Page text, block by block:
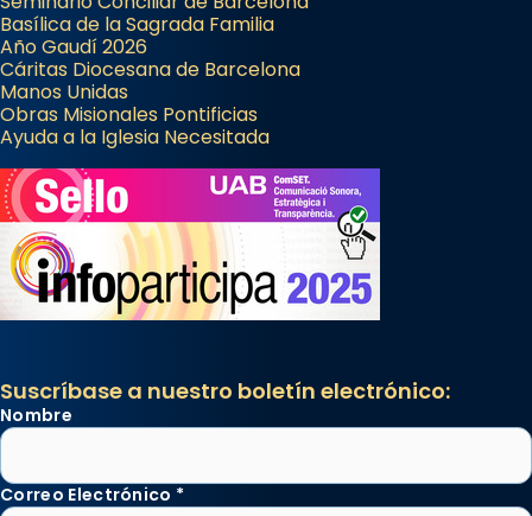
Basílica de la Sagrada Familia
Año Gaudí 2026
Cáritas Diocesana de Barcelona
Manos Unidas
Obras Misionales Pontificias
Ayuda a la Iglesia Necesitada
Suscríbase a nuestro boletín electrónico:
Nombre
Correo Electrónico *